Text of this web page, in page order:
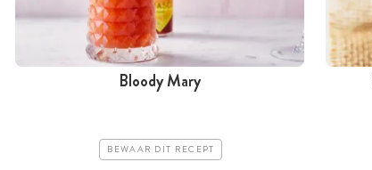
Bloody Mary
BEWAAR DIT RECEPT